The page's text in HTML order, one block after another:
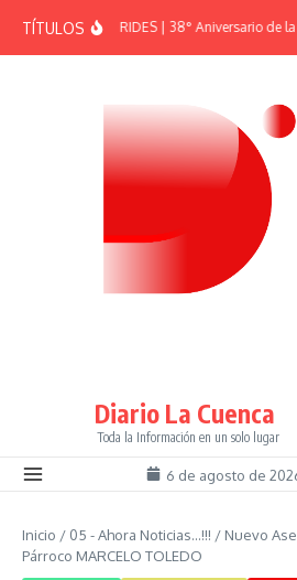
TÍTULOSEFEMÉRIDES | 38° Aniversario de
Diario La Cuenca
Toda la Información en un solo lugar
6 de agosto de
Inicio / 05 - Ahora Noticias...!!! / Nuevo
Párroco MARCELO TOLEDO